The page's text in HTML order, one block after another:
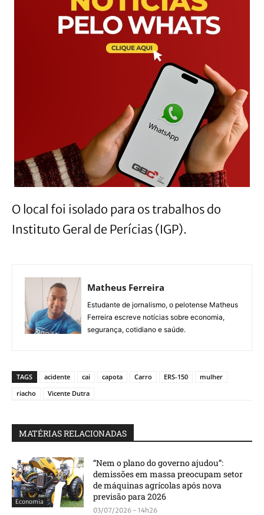
O local foi isolado para os trabalhos do
Instituto Geral de Perícias (IGP).
Matheus Ferreira
Estudante de jornalismo, o pelotense Matheus
Ferreira escreve notícias sobre economia,
segurança, cotidiano e saúde.
TAGS acidente cai capota Carro ERS-150
mulher
riacho
Vicente Dutra
MATÉRIAS RELACIONADAS
Economia
“Nem o plano do governo ajudou”:
demissões em massa preocupam setor
de máquinas agrícolas após nova
previsão para 2026
03/07/2026 - 14h26